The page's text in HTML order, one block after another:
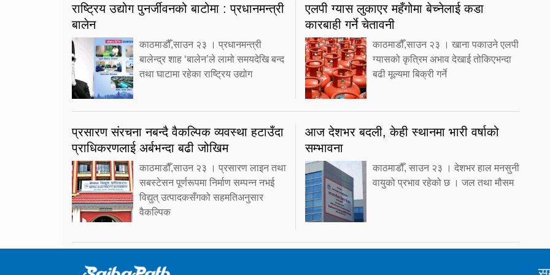
राष्ट्रिय उद्योग पुनर्जीवनको बाटोमा : प्रधानमन्त्री
बालेन
काठमाडौँ,साउन २३ । प्रधानमन्त्री
बालेन्द्र शाह ‘बालेन’ले लामो समयदेखि बन्द
तथा घाटामा रहेका राष्ट्रिय उद्योग
एलपी ग्यास लुकाएर महँगोमा बेच्नेलाई कडा
कारबाही गर्ने चेतावनी
काठमाडौँ,साउन २३ । खाना पकाउने एलपी
ग्यासको कृत्रिम अभाव देखाई तोकिएभन्दा
बढी मूल्यमा बिक्री गर्ने
प्रसारण संरचना नबन्दै वैकल्पिक व्यवस्था हटाउँदा
प्राधिकरणलाई अर्बभन्दा बढी जोखिम
काठमाडौँ,साउन २३ । प्रसारण लाइन तथा
सबस्टेसन पूर्णरूपमा निर्माण सम्पन्न नभई
विद्युत् उत्पादकसँगको सहमतिअनुसार
वैकल्पिक
आज देशभर बदली, केही स्थानमा भारी वर्षाको
सम्भावना
काठमाडौँ, साउन २३ । देशभर हाल मनसुनी
वायुको प्रभाव रहेको छ । जल तथा मौसम